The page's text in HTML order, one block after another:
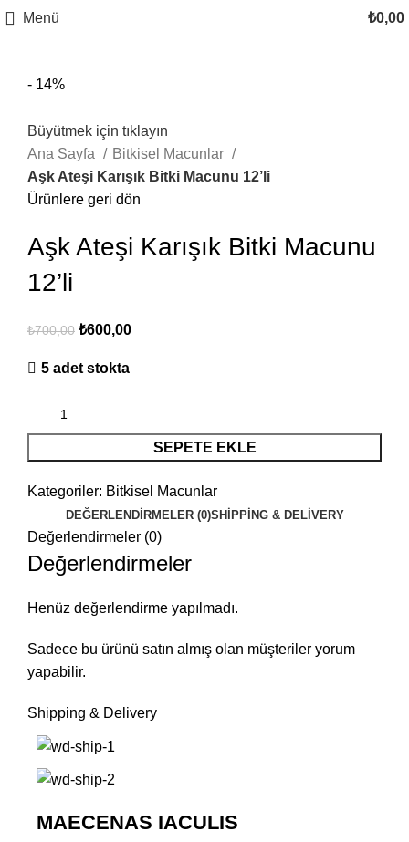
Menü ₺0,00
- 14%
Büyütmek için tıklayın
Ana Sayfa
Bitkisel Macunlar
Aşk Ateşi Karışık Bitki Macunu 12’li
Ürünlere geri dön
Aşk Ateşi Karışık Bitki Macunu
12’li
₺700,00 ₺600,00
5 adet stokta
SEPETE EKLE
Kategoriler: Bitkisel Macunlar
DEĞERLENDIRMELER (0)SHIPPING & DELIVERY
Değerlendirmeler (0)
Değerlendirmeler
Henüz değerlendirme yapılmadı.
Sadece bu ürünü satın almış olan müşteriler yorum
yapabilir.
Shipping & Delivery
MAECENAS IACULIS